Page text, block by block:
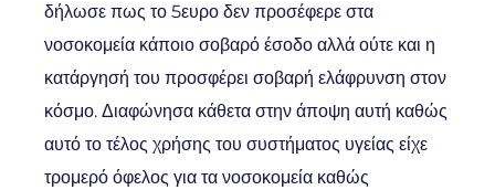
δήλωσε πως το 5ευρο δεν προσέφερε στα
νοσοκομεία κάποιο σοβαρό έσοδο αλλά ούτε και η
κατάργησή του προσφέρει σοβαρή ελάφρυνση στον
κόσμο. Διαφώνησα κάθετα στην άποψη αυτή καθώς
αυτό το τέλος χρήσης του συστήματος υγείας είχε
τρομερό όφελος για τα νοσοκομεία καθώς